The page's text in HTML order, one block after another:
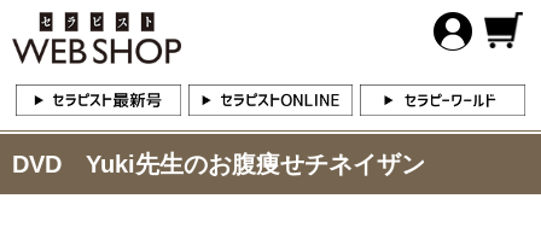
DVD Yuki先生のお腹痩せチネイザン